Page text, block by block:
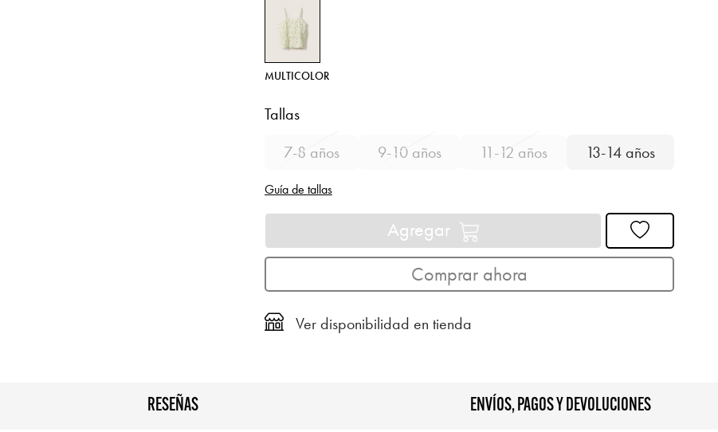
MULTICOLOR
Tallas
7-8 años
9-10 años 11-12 años 13-14 años
Guía de tallas
Agregar
Comprar ahora
Ver disponibilidad en tienda
RESEÑAS ENVÍOS, PAGOS Y DEVOLUCIONES